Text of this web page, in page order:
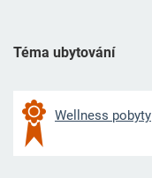
Téma ubytování
Wellness pobyty